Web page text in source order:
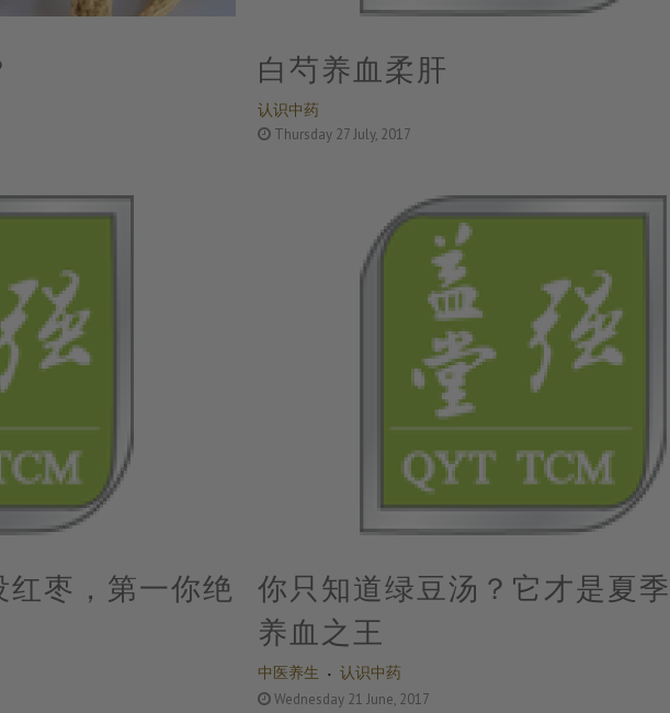
认识中药
白芍养血柔肝
Thursday 27 July, 2017
红枣，第一你绝
中医养生 认识中药
你只知道绿豆汤？它才是夏
养血之王
Wednesday 21 June, 2017